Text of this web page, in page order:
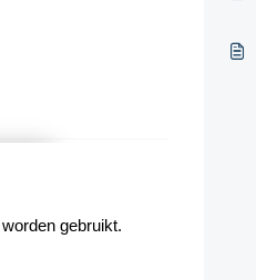
gebruikt.